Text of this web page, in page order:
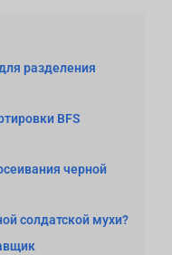
разделения
BFS
черной
солдатской мухи?